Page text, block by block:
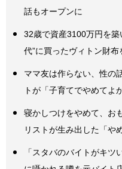
話もオープンに
32歳で資産3100万円を築
代”に買ったヴィトン財
ママ友は作らない、性の
トが「子育てでやめてよ
寝かしつけをやめて、お
リストが生み出した「や
「スタバのバイトがキ